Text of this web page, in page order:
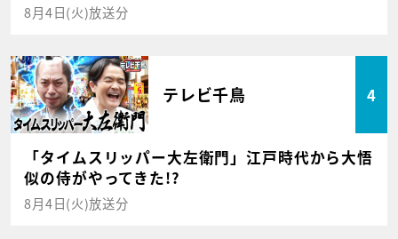
8月4日(火)放送分
テレビ千鳥 4
「タイムスリッパー大左衛門」江戸時代から大悟
似の侍がやってきた!?
8月4日(火)放送分